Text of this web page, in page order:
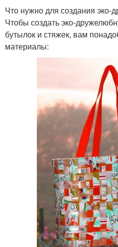
Что нужно для создания эко-
Чтобы создать эко-
бутылок и стяжек, вам
материалы: